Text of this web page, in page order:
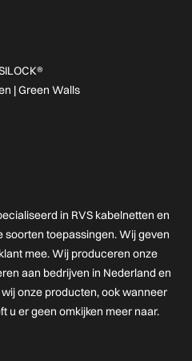
| Green Walls
in RVS kabelnetten en
toepassingen. Wij geven
mee. Wij produceren onze
aan bedrijven in Nederland en
onze producten, ook wanneer
u er geen omkijken meer naar.